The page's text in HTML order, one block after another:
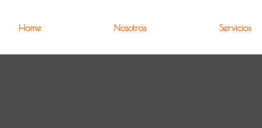
Home Nosotros Servicios